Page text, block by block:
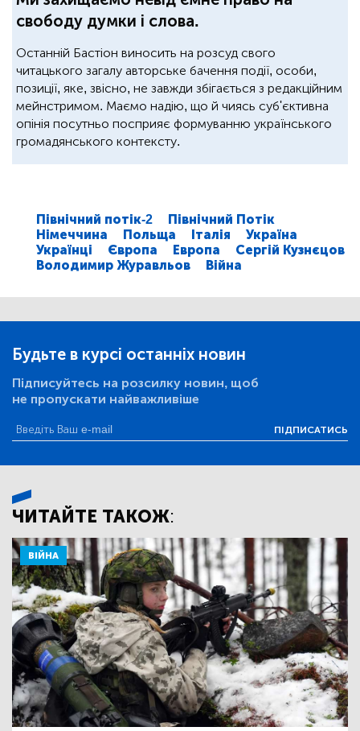
свободу думки і слова.
Останній Бастіон виносить на розсуд свого
читацького загалу авторське бачення події, особи,
позиції, яке, звісно, не завжди збігається з редакційним
мейнстримом. Маємо надію, що й чиясь суб'єктивна
опінія посутньо посприяє формуванню українського
громадянського контексту.
Північний потік-2
Північний Потік
Німеччина
Польща Італія
Україна
Українці
Європа Европа
Сергій Кузнєцов
Володимир Журавльов
Війна
Будьте в курсі останніх новин
Підписуйтесь на розсилку новин, щоб
не пропускати найважливіше
ПІДПИСАТИСЬ
ЧИТАЙТЕ ТАКОЖ:
ВІЙНА